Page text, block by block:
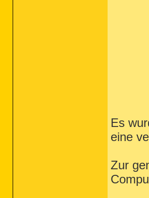
Es
eine
Zur